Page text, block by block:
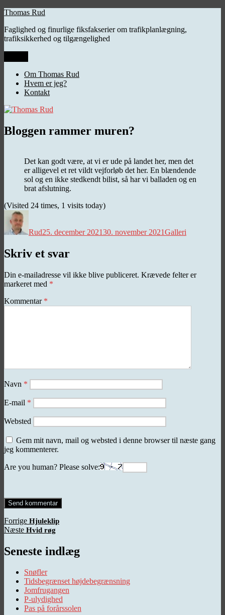
Videre
indhold
Thomas Rud
Faglighed og finurlige fiksfakserier om trafikplanlægning,
trafiksikkerhed og tilgængelighed
Om Thomas Rud
Hvem er jeg?
Kontakt
Bloggen rammer muren?
Det kan godt være, at vi er ude på landet her, men det
er alligevel et ret vildt vejforløb det her. En blændende
sol og en ikke stedkendt bilist, så har vi balladen og en
brat afslutning.
(Visited 24 times, 1 visits today)
Rud25. december 202130. november 2021Galleri
Skriv et svar
Din e-mailadresse vil ikke blive publiceret. Krævede felter er
markeret med *
Kommentar *
Navn *
E-mail *
Websted
Gem mit navn, mail og websted i denne browser til næste gang
jeg kommenterer.
Are you human? Please solve:
Indlægsnavigation
Forrige Forrige
indlæg:
Hjuleklip
Næste Næste
Hvid røg
Seneste indlæg
Snøfler
Tidsbegrænset højdebegrænsning
Jomfrugangen
P-ulydighed
Pas på forårssolen